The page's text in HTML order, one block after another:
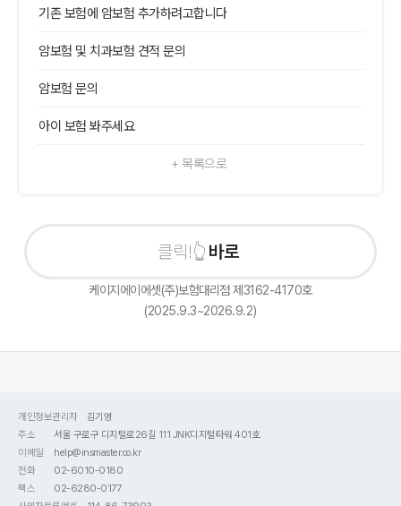
기존 보험에 암보험 추가하려고합니다
암보험 및 치과보험 견적 문의
암보험 문의
아이 보험 봐주세요
+ 목록으로
바로
케이지에이에셋(주)보험대리점 제3162-4170호
(2025.9.3~2026.9.2)
개인정보관리자
김기영
주소
서울 구로구 디지털로26길 111 JNK디지털타워 401호
이메일
help@insmaster.co.kr
전화
02-6010-0180
팩스
02-6280-0177